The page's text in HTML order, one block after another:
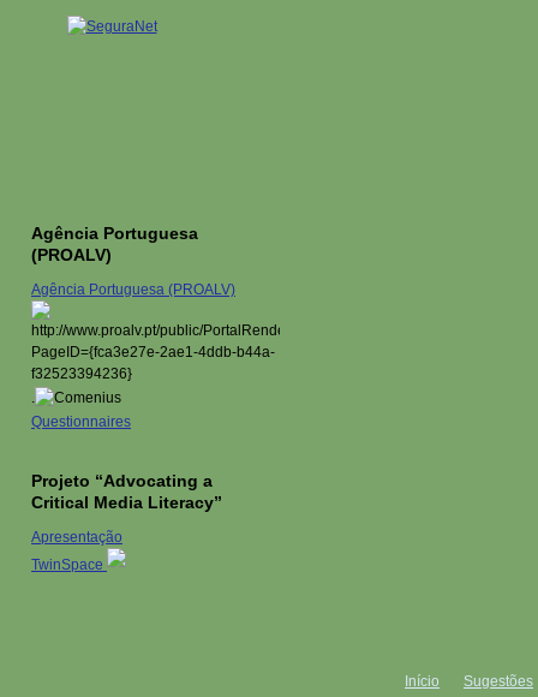
Agência Portuguesa
(PROALV)
Agência Portuguesa (PROALV)
.
Questionnaires
Projeto “Advocating a
Critical Media Literacy”
Apresentação
TwinSpace
Início
Sugestões